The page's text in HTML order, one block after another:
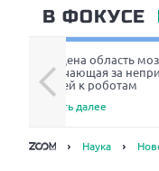
В ФОКУСЕ
Найдена область
отвечающая за
людей к роботам
Читать далее
Наука